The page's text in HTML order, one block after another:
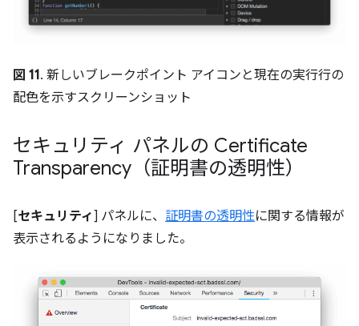
図 11. 新しいブレークポイント アイコンと現在の実行行の
配色を示すスクリーンショット
セキュリティ パネルの Certificate
Transparency（証明書の透明性）
[セキュリティ] パネルに、 証明書の透明性に関する情報が
表示されるようになりました。